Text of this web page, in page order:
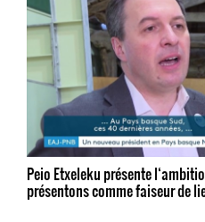
Peio Etxeleku présente
présentons comme faiseur de